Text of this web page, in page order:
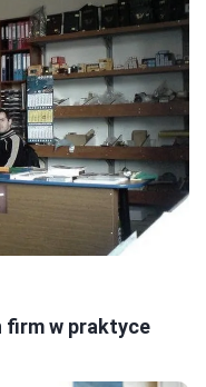
firm w praktyce